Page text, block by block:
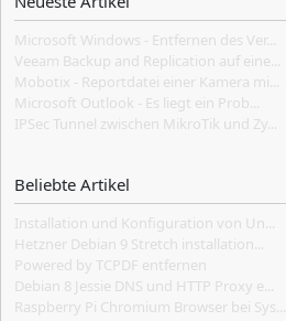
Microsoft Windows - Entfernen des Ver...
Veeam Backup and Replication auf eine...
Mobotix - Reportdatei einer Kamera mi...
Microsoft Outlook - Es liegt ein Prob...
IPSec Tunnel zwischen MikroTik und Zy...
Beliebte Artikel
Installation und Konfiguration von Un...
Hetzner Debian 9 Stretch installation...
Powered by TCPDF entfernen
Debian 8 Jessie DNS und HTTP Proxy e...
Raspberry Pi Chromium Browser bei Sys...